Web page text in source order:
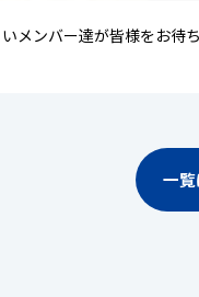
メンバー達が皆様をお待
一覧